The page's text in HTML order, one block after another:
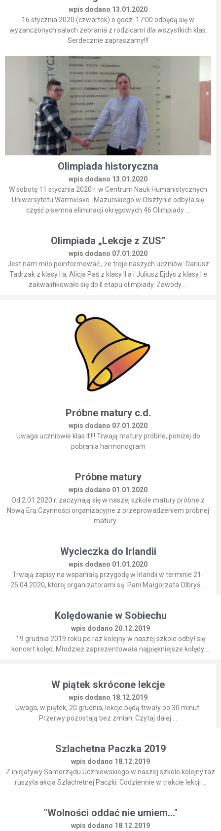
wpis dodano 13.01.2020
16 stycznia 2020 (czwartek) o godz. 17:00 odbędą się w
wyzanczonych salach zebrania z rodzicami dla wszystkich klas.
Serdecznie zapraszamy!!!
Olimpiada historyczna
wpis dodano 13.01.2020
W sobotę 11 stycznia 2020 r. w Centrum Nauk Humanistycznych
Uniwersytetu Warmińsko -Mazurskiego w Olsztynie odbyła się
część pisemna eliminacji okręgowych 46 Olimpiady ...
Olimpiada „Lekcje z ZUS”
wpis dodano 07.01.2020
Jest nam miło poinformować , że troje naszych uczniów: Dariusz
Tadrzak z klasy I a, Alicja Paś z klasy II a i Juliusz Ejdys z klasy I e
zakwalifikowało się do II etapu olimpiady. Zawody ...
Próbne matury c.d.
wpis dodano 07.01.2020
Uwaga uczniowie klas III!!! Trwają matury próbne, poniżej do
pobrania harmonogram
Próbne matury
wpis dodano 01.01.2020
Od 2.01.2020 r. zaczynają się w naszej szkole matury próbne z
Nową Erą.Czynności organizacyjne z przeprowadzeniem próbnej
matury ...
Wycieczka do Irlandii
wpis dodano 01.01.2020
Trwają zapisy na wspaniałą przygodę w Irlandii w terminie 21-
25.04.2020, której organizatorami są: Pani Małgorzata Olbryś ...
Kolędowanie w Sobiechu
wpis dodano 20.12.2019
19 grudnia 2019 roku po raz kolejny w naszej szkole odbył się
koncert kolęd. Młodzież zaprezentowała najpiękniejsze kolędy ...
W piątek skrócone lekcje
wpis dodano 18.12.2019
Uwaga, w piątek, 20 grudnia, lekcje będą trwały po 30 minut.
Przerwy pozostają bez zmian. Czytaj dalej ...
Szlachetna Paczka 2019
wpis dodano 18.12.2019
Z inicjatywy Samorządu Uczniowskiego w naszej szkole kolejny raz
ruszyła akcja Szlachetnej Paczki. Codziennie w trakcie lekcji ...
"Wolności oddać nie umiem..."
wpis dodano 18.12.2019